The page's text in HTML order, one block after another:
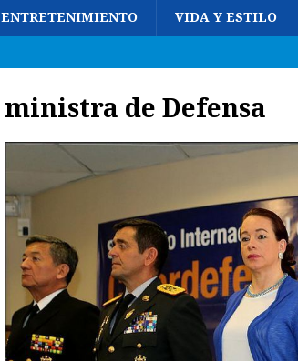
ENTRETENIMIENTO VIDA Y ESTILO
ministra de Defensa